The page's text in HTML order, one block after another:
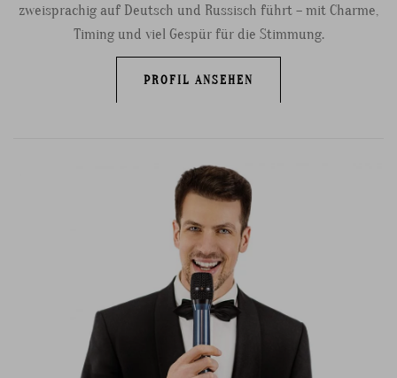
zweisprachig auf Deutsch und Russisch führt – mit Charme,
Timing und viel Gespür für die Stimmung.
PROFIL ANSEHEN